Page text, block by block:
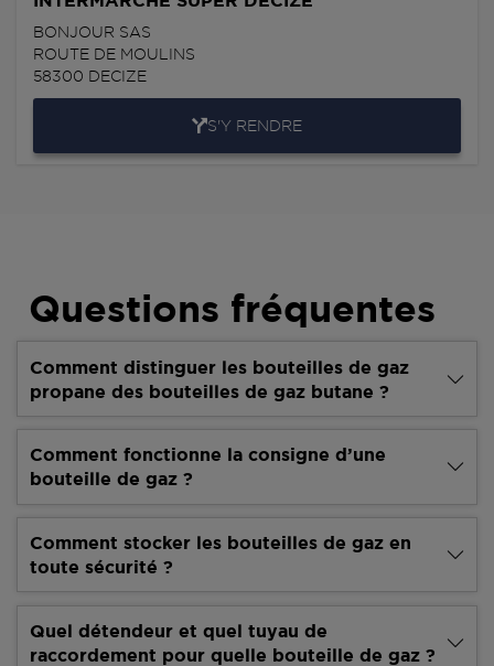
BONJOUR SAS
ROUTE DE MOULINS
58300 DECIZE
S'Y RENDRE
Questions fréquentes
Comment distinguer les bouteilles de gaz
propane des bouteilles de gaz butane ?
Comment fonctionne la consigne d’une
bouteille de gaz ?
Comment stocker les bouteilles de gaz en
toute sécurité ?
Quel détendeur et quel tuyau de
raccordement pour quelle bouteille de gaz ?